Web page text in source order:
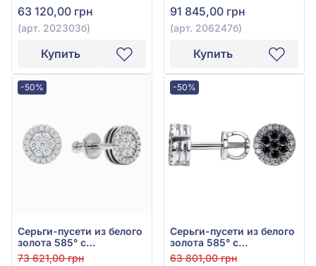
63 120,00 грн
(арт. 202303б)
Купить
91 845,00 грн
(арт. 206247б)
Купить
-50%
Серьги-пусети из белого
золота 585° с
бриллиантом 0,239ct,
73 621,00 грн
-50%
Серьги-пусети из белого
золота 585° с
прозрачным
63 801,00 грн